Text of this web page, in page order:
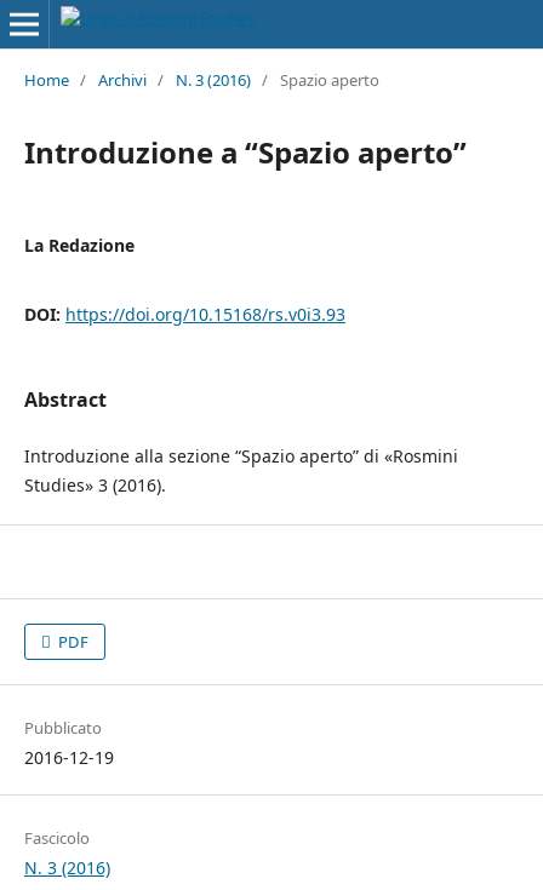
Home / Archivi / N. 3 (2016) / Spazio aperto
Introduzione a “Spazio aperto”
La Redazione
DOI: https://doi.org/10.15168/rs.v0i3.93
Abstract
Introduzione alla sezione “Spazio aperto” di «Rosmini
Studies» 3 (2016).
PDF
Pubblicato
2016-12-19
Fascicolo
N. 3 (2016)